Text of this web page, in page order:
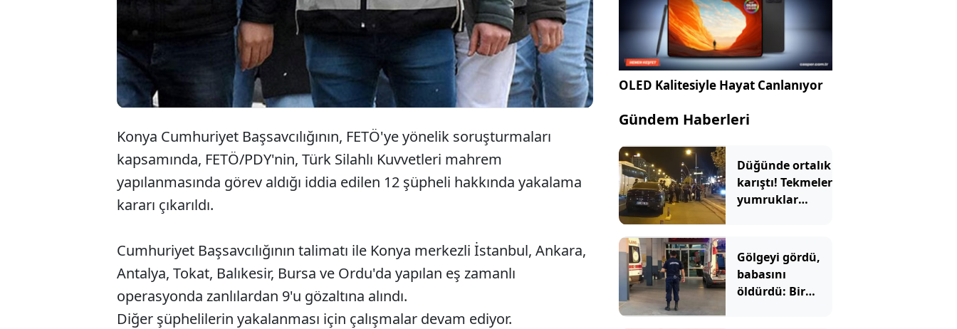
Konya Cumhuriyet Başsavcılığının, FETÖ'ye yönelik soruşturmaları
kapsamında, FETÖ/PDY'nin, Türk Silahlı Kuvvetleri mahrem
yapılanmasında görev aldığı iddia edilen 12 şüpheli hakkında yakalama
kararı çıkarıldı.
Cumhuriyet Başsavcılığının talimatı ile Konya merkezli İstanbul, Ankara,
Antalya, Tokat, Balıkesir, Bursa ve Ordu'da yapılan eş zamanlı
operasyonda zanlılardan 9'u gözaltına alındı.
Diğer şüphelilerin yakalanması için çalışmalar devam ediyor.
OLED Kalitesiyle Hayat Canlanıyor
Gündem Haberleri
Düğünde ortalık
karıştı! Tekmeler
yumruklar
Gölgeyi gördü,
babasını
öldürdü: Bir